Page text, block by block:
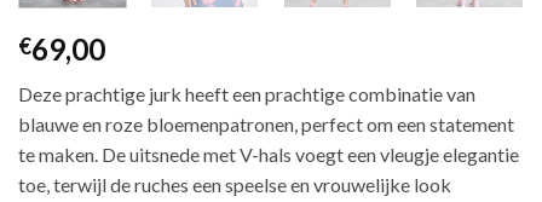
€69,00
Deze prachtige jurk heeft een prachtige combinatie van
blauwe en roze bloemenpatronen, perfect om een ​​statement
te maken. De uitsnede met V-hals voegt een vleugje elegantie
toe, terwijl de ruches een speelse en vrouwelijke look